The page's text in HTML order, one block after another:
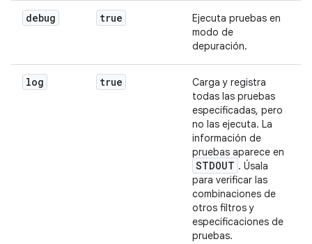
debug true
Ejecuta pruebas en
modo de
depuración.
log true
Carga y registra
todas las pruebas
especificadas, pero
no las ejecuta. La
información de
pruebas aparece en
STDOUT . Úsala
para verificar las
combinaciones de
otros filtros y
especificaciones de
pruebas.